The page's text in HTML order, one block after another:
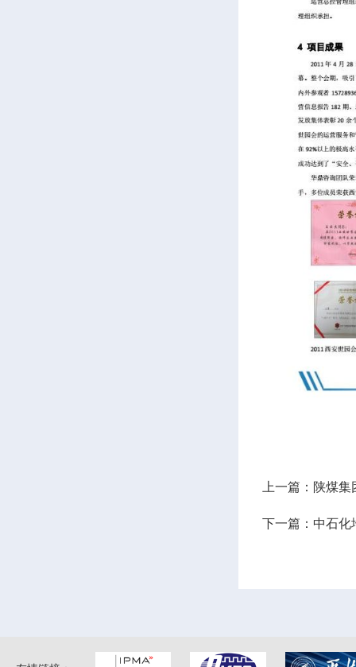
上一篇：陕煤集
下一篇：中石